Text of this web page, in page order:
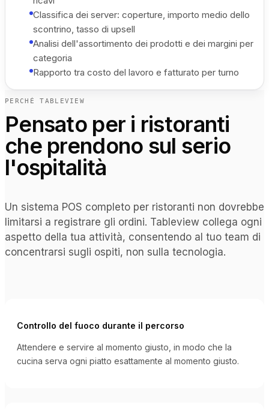
Classifica dei server: coperture, importo medio dello
scontrino, tasso di upsell
Analisi dell'assortimento dei prodotti e dei margini per
categoria
Rapporto tra costo del lavoro e fatturato per turno
PERCHÉ TABLEVIEW
Pensato per i ristoranti
che prendono sul serio
l'ospitalità
Un sistema POS completo per ristoranti non dovrebbe
limitarsi a registrare gli ordini. Tableview collega ogni
aspetto della tua attività, consentendo al tuo team di
concentrarsi sugli ospiti, non sulla tecnologia.
Controllo del fuoco durante il percorso
Attendere e servire al momento giusto, in modo che la
cucina serva ogni piatto esattamente al momento giusto.